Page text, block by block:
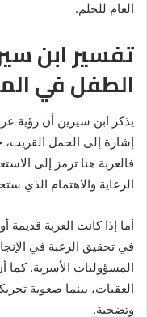
العام للحلم.
تفسير ابن
الطفل في
يذكر ابن سيرين أن رؤية
إشارة إلى الحمل القريب،
فالعربة هنا ترمز إلى
الرعاية والاهتمام الذي
أما إذا كانت العربة
في تحقيق الرغبة في
المسؤوليات الأسرية.
العقبات، بينما صعوبة
وتضحية.